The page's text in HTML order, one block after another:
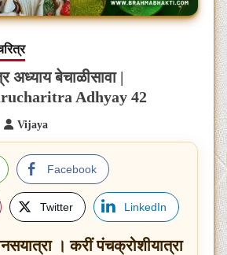
अध्याय बेचाळीसावा |
Adhyay 42
Vijaya
Facebook
Twitter LinkedIn
। करीं पंचक्रोशीयात्रा